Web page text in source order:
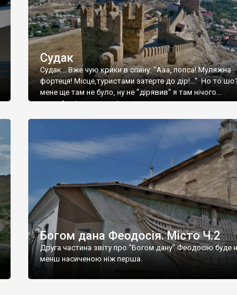
Судак
Судак... Вже чую крики в спину: "Ааа, попса! Муляжна
фортеця! Місце,туристами затерте до дір!..." Но то
мене ще там не було, ну не "дірявив" я там нічого...
принаймні до цього літа.
Богом дана Феодосія. Місто Ч.2
Друга частина звіту про "Богом дану" Феодосію буде
менш насиченою ніж перша.